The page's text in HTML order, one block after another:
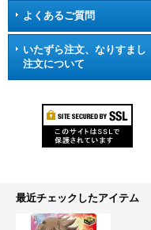
よくあるご質問
いたずら注文、なりすまし
注文について
最近チェックしたアイテム